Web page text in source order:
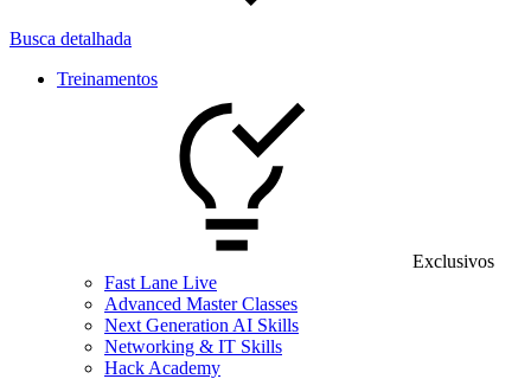
Busca detalhada
Treinamentos
Exclusivos
Fast Lane Live
Advanced Master Classes
Next Generation AI Skills
Networking & IT Skills
Hack Academy